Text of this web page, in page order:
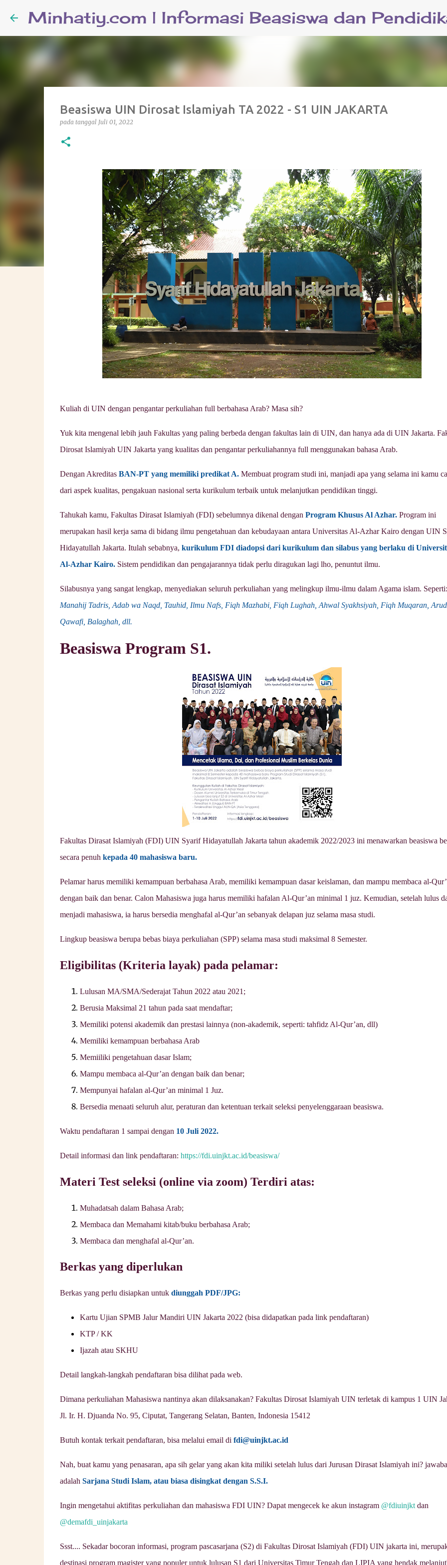
Langsung ke konten utama
Beasiswa UIN Dirosat Islamiyah TA 2022 - S1 UIN JAKARTA
pada tanggal Juli 01, 2022
Kuliah di UIN dengan pengantar perkuliahan full berbahasa Arab? Masa sih?
Yuk kita mengenal lebih jauh Fakultas yang paling berbeda dengan fakultas lain di UIN, dan hanya ada di UIN Jakarta.
Dirosat Islamiyah UIN Jakarta yang kualitas dan pengantar perkuliahannya full menggunakan bahasa Arab.
Dengan Akreditas BAN-PT yang memiliki predikat A.Membuat program studi ini, manjadi apa yang selama ini kamu
dari aspek kualitas, pengakuan nasional serta kurikulum terbaik untuk melanjutkan pendidikan tinggi.
Tahukah kamu, Fakultas Dirasat Islamiyah (FDI) sebelumnya dikenal dengan Program Khusus Al Azhar.Program ini
merupakan hasil kerja sama di bidang ilmu pengetahuan dan kebudayaan antara Universitas Al-Azhar Kairo dengan UIN
Hidayatullah Jakarta. Itulah sebabnya, kurikulum FDI diadopsi dari kurikulum dan silabus yang berlaku di
Al-Azhar Kairo.Sistem pendidikan dan pengajarannya tidak perlu diragukan lagi lho, penuntut ilmu.
Silabusnya yang sangat lengkap, menyediakan seluruh perkuliahan yang melingkup ilmu-ilmu dalam Agama islam. Seperti:
Manahij Tadris, Adab wa Naqd, Tauhid, Ilmu Nafs, Fiqh Mazhabi, Fiqh Lughah, Ahwal Syakhsiyah, Fiqh Muqaran,
Qawafi, Balaghah, dll.
Beasiswa Program S1.
Fakultas Dirasat Islamiyah (FDI) UIN Syarif Hidayatullah Jakarta tahun akademik 2022/2023 ini menawarkan beasiswa
secara penuh kepada 40 mahasiswa baru.
Pelamar harus memiliki kemampuan berbahasa Arab, memiliki kemampuan dasar keislaman, dan mampu membaca al-
dengan baik dan benar. Calon Mahasiswa juga harus memiliki hafalan Al-Qur’an minimal 1 juz. Kemudian, setelah lulus
menjadi mahasiswa, ia harus bersedia menghafal al-Qur’an sebanyak delapan juz selama masa studi.
Lingkup beasiswa berupa bebas biaya perkuliahan (SPP) selama masa studi maksimal 8 Semester.
Eligibilitas (Kriteria layak) pada pelamar:
Lulusan MA/SMA/Sederajat Tahun 2022 atau 2021;
Berusia Maksimal 21 tahun pada saat mendaftar;
Memiliki potensi akademik dan prestasi lainnya (non-akademik, seperti: tahfidz Al-Qur’an, dll)
Memiliki kemampuan berbahasa Arab
Memiiliki pengetahuan dasar Islam;
Mampu membaca al-Qur’an dengan baik dan benar;
Mempunyai hafalan al-Qur’an minimal 1 Juz.
Bersedia menaati seluruh alur, peraturan dan ketentuan terkait seleksi penyelenggaraan beasiswa.
Waktu pendaftaran 1 sampai dengan 10 Juli 2022.
Detail informasi dan link pendaftaran: https://fdi.uinjkt.ac.id/beasiswa/
Materi Test seleksi (online via zoom) Terdiri atas:
Muhadatsah dalam Bahasa Arab;
Membaca dan Memahami kitab/buku berbahasa Arab;
Membaca dan menghafal al-Qur’an.
Berkas yang diperlukan
Berkas yang perlu disiapkan untuk diunggah PDF/JPG:
Kartu Ujian SPMB Jalur Mandiri UIN Jakarta 2022 (bisa didapatkan pada link pendaftaran)
KTP / KK
Ijazah atau SKHU
Detail langkah-langkah pendaftaran bisa dilihat pada web.
Dimana perkuliahan Mahasiswa nantinya akan dilaksanakan? Fakultas Dirosat Islamiyah UIN terletak di kampus 1 UIN
Jl. Ir. H. Djuanda No. 95, Ciputat, Tangerang Selatan, Banten, Indonesia 15412
Butuh kontak terkait pendaftaran, bisa melalui email di fdi@uinjkt.ac.id
Nah, buat kamu yang penasaran, apa sih gelar yang akan kita miliki setelah lulus dari Jurusan Dirasat Islamiyah ini?
adalah Sarjana Studi Islam, atau biasa disingkat dengan S.S.I.
Ingin mengetahui aktifitas perkuliahan dan mahasiswa FDI UIN? Dapat mengecek ke akun instagram @fdiuinjktdan
@demafdi_uinjakarta
Ssst.... Sekadar bocoran informasi, program pascasarjana (S2) di Fakultas Dirosat Islamiyah (FDI) UIN jakarta ini,
destinasi program magister yang populer untuk lulusan S1 dari Universitas Timur Tengah dan LIPIA yang hendak